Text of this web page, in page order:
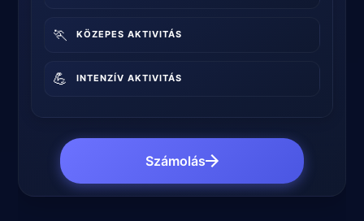
🏃 KÖZEPES AKTIVITÁS
💪 INTENZÍV AKTIVITÁS
Számolás